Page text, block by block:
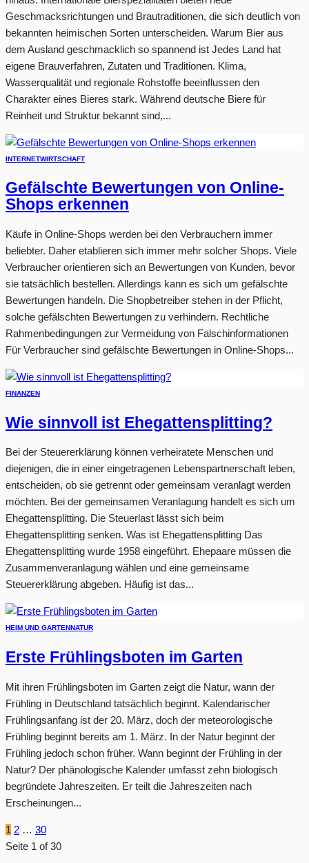
Geschmacksrichtungen und Brautraditionen, die sich deutlich von
bekannten heimischen Sorten unterscheiden. Warum Bier aus
dem Ausland geschmacklich so spannend ist Jedes Land hat
eigene Brauverfahren, Zutaten und Traditionen. Klima,
Wasserqualität und regionale Rohstoffe beeinflussen den
Charakter eines Bieres stark. Während deutsche Biere für
Reinheit und Struktur bekannt sind,...
INTERNETWIRTSCHAFT
Gefälschte Bewertungen von Online-
Shops erkennen
Käufe in Online-Shops werden bei den Verbrauchern immer
beliebter. Daher etablieren sich immer mehr solcher Shops. Viele
Verbraucher orientieren sich an Bewertungen von Kunden, bevor
sie tatsächlich bestellen. Allerdings kann es sich um gefälschte
Bewertungen handeln. Die Shopbetreiber stehen in der Pflicht,
solche gefälschten Bewertungen zu verhindern. Rechtliche
Rahmenbedingungen zur Vermeidung von Falschinformationen
Für Verbraucher sind gefälschte Bewertungen in Online-Shops...
FINANZEN
Wie sinnvoll ist Ehegattensplitting?
Bei der Steuererklärung können verheiratete Menschen und
diejenigen, die in einer eingetragenen Lebenspartnerschaft leben,
entscheiden, ob sie getrennt oder gemeinsam veranlagt werden
möchten. Bei der gemeinsamen Veranlagung handelt es sich um
Ehegattensplitting. Die Steuerlast lässt sich beim
Ehegattensplitting senken. Was ist Ehegattensplitting Das
Ehegattensplitting wurde 1958 eingeführt. Ehepaare müssen die
Zusammenveranlagung wählen und eine gemeinsame
Steuererklärung abgeben. Häufig ist das...
HEIM UND GARTEN NATUR
Erste Frühlingsboten im Garten
Mit ihren Frühlingsboten im Garten zeigt die Natur, wann der
Frühling in Deutschland tatsächlich beginnt. Kalendarischer
Frühlingsanfang ist der 20. März, doch der meteorologische
Frühling beginnt bereits am 1. März. In der Natur beginnt der
Frühling jedoch schon früher. Wann beginnt der Frühling in der
Natur? Der phänologische Kalender umfasst zehn biologisch
begründete Jahreszeiten. Er teilt die Jahreszeiten nach
Erscheinungen...
1 2 … 30
Seite 1 of 30